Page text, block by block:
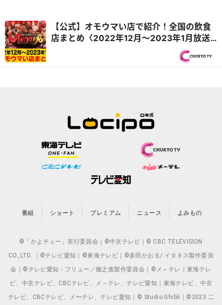
【公式】オモウマい店で紹介！全国の飲食
店まとめ〈2022年12月〜2023年1月放送
番組 ショート プレミアム ニュース よみもの
©「かよチュー」実行委員会｜©中京テレビ｜© CBC TELEVISION
CO.,LTD. ｜©テレビ愛知｜©東海テレビ｜©多田かおる/ イタキス製作委員
会｜©テレビ愛知・フリュー／徹之進製作委員会｜©メ～テレ｜東海テレ
ビ、中京テレビ、CBCテレビ、メ～テレ、テレビ愛知｜東海テレビ、中京
テレビ、CBCテレビ、メ〜テレ、テレビ愛知｜© Studio Ghibli｜©2023 二